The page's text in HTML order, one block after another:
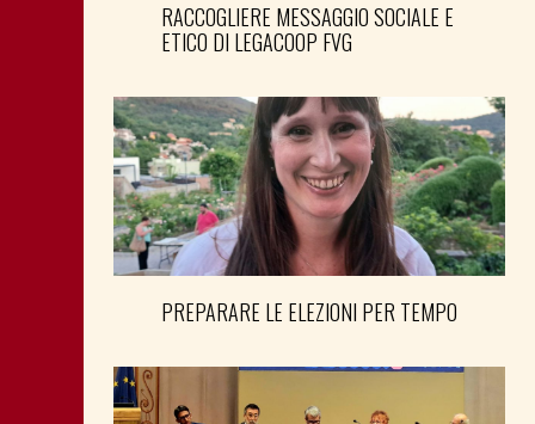
RACCOGLIERE MESSAGGIO SOCIALE E
ETICO DI LEGACOOP FVG
PREPARARE LE ELEZIONI PER TEMPO